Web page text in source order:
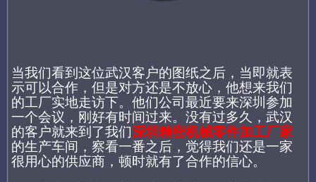
当我们看到这位武汉客户的图纸之后，当即就表
示可以合作，但是对方还是不放心，他想来我们
的工厂实地走访下。他们公司最近要来深圳参加
一个会议，刚好有时间过来。没有过多久，武汉
的客户就来到了我们深圳精密机械零件加工厂家
的生产车间，察看一番之后，觉得我们还是一家
很用心的供应商，顿时就有了合作的信心。